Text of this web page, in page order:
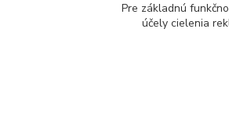
Pre základnú
účely cielenia